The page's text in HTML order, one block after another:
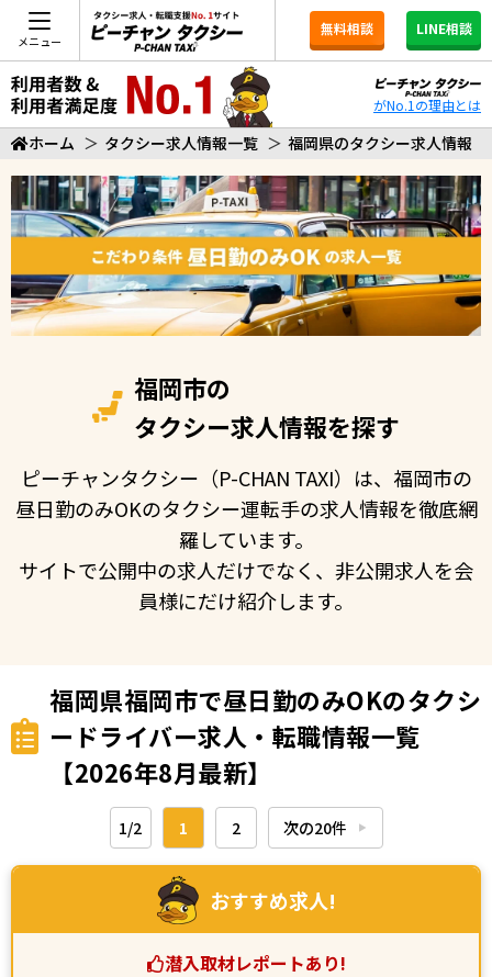
メニュー
無料相談 LINE相談
がNo.1の理由とは
ホーム ＞ タクシー求人情報一覧 ＞ 福岡県のタクシー求人情報
福岡市の
タクシー求人情報を探す
ピーチャンタクシー（P-CHAN TAXI）は、福岡市の
昼日勤のみOKのタクシー運転手の求人情報を徹底網
羅しています。
サイトで公開中の求人だけでなく、非公開求人を会
員様にだけ紹介します。
福岡県福岡市で昼日勤のみOKのタクシ
ードライバー求人・転職情報一覧
【2026年8月最新】
1/2 1 2 次の20件 ▶︎
おすすめ求人!
潜入取材レポートあり!